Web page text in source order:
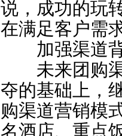
说，成功的玩
在满足客户需
加强渠道背
未来团购渠
夺的基础上，
购渠道营销模
名酒店、重点